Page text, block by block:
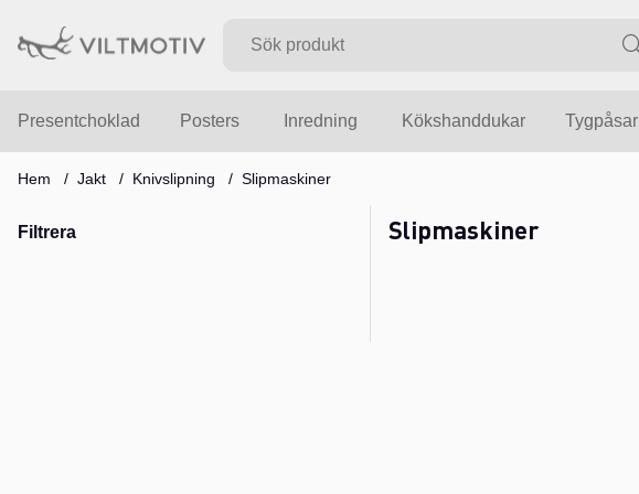
Presentchoklad Posters Inredning Kökshanddukar Tygpåsar
Hem Jakt Knivslipning Slipmaskiner
Filtrera Slipmaskiner